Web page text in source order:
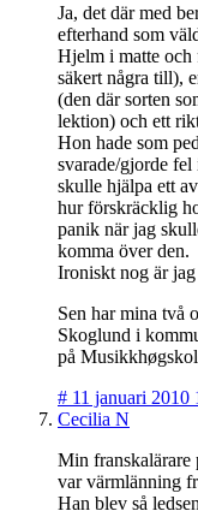
Ja, det där med
efterhand som
Hjelm i matte och
säkert några till),
(den där sorten
lektion) och ett
Hon hade som
svarade/gjorde
skulle hjälpa ett
hur förskräcklig
panik när jag
komma över den.
Ironiskt nog är
Sen har mina två
Skoglund i
på
# 11 januari 2010
Cecilia N
Min franskalärare
var värmlänning
Han blev så